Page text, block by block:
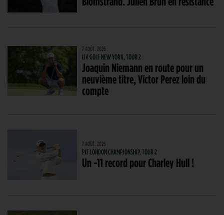
7 AOÛT. 2026
LIV GOLF NEW YORK, TOUR 2
Joaquin Niemann en route pour un
neuvième titre, Victor Perez loin du
compte
7 AOÛT. 2026
PIF LONDON CHAMPIONSHIP, TOUR 2
Un -11 record pour Charley Hull !